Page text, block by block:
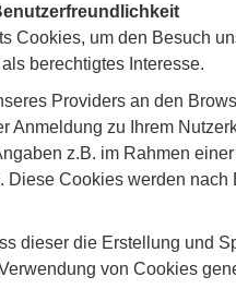
Cookies, um den Besuch
berechtigtes Interesse.
Providers an den
zu Ihrem
z.B. im Rahmen
Diese Cookies werden
dieser die Erstellung und
von Cookies